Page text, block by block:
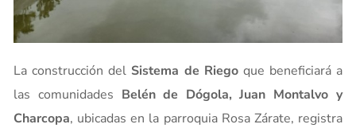
La construcción del Sistema de Riegoque beneficiará a
las comunidades Belén de Dógola, Juan Montalvo y
Charcopa, ubicadas en la parroquia Rosa Zárate, registra